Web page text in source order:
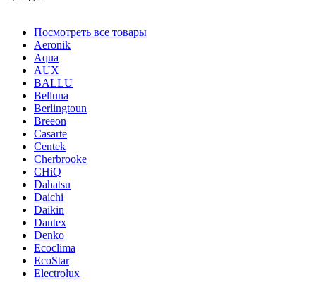
Посмотреть все товары
Aeronik
Aqua
AUX
BALLU
Belluna
Berlingtoun
Breeon
Casarte
Centek
Cherbrooke
CHiQ
Dahatsu
Daichi
Daikin
Dantex
Denko
Ecoclima
EcoStar
Electrolux